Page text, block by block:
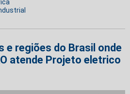
e regiões do Brasil onde
atende Projeto eletrico